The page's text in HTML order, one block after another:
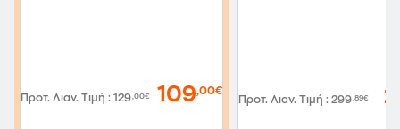
Προτ. Λιαν. Τιμή : 129,00€ 109,00€
Προτ. Λιαν. Τιμή : 299,89€